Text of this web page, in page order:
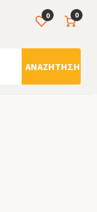
0
ΑΝΑΖΉΤΗΣΗ
0